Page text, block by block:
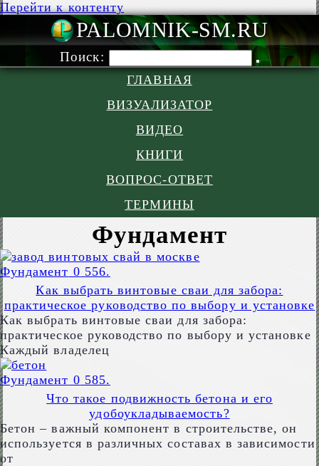
Перейти к контенту
PALOMNIK-
Поиск:
ГЛАВНАЯ
ВИЗУАЛИЗАТОР
ВИДЕО
КНИГИ
ВОПРОС-ОТВЕТ
ТЕРМИНЫ
Фундамент
Фундамент 0 556.
Как выбрать винтовые сваи для забора:
практическое руководство по выбору и установке
Как выбрать винтовые сваи для забора:
практическое руководство по выбору и установке
Каждый владелец
Фундамент 0 585.
Что такое подвижность бетона и его
удобоукладываемость?
Бетон – важный компонент в строительстве, он
используется в различных составах в зависимости
от